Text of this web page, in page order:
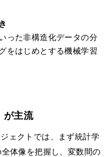
った非構造化データの分
をはじめとする機械学習
が主流
ェクトでは、まず統計学
体像を把握し、変数間の